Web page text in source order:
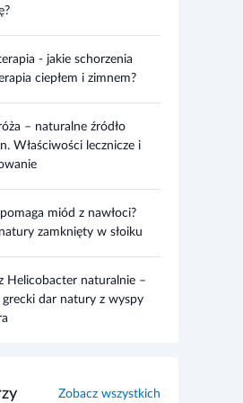
- jakie schorzenia
ciepłem i zimnem?
– naturalne źródło
Właściwości lecznicze i
miód z nawłoci?
zamknięty w słoiku
Helicobacter naturalnie –
grecki dar natury z wyspy
Zobacz wszystkich